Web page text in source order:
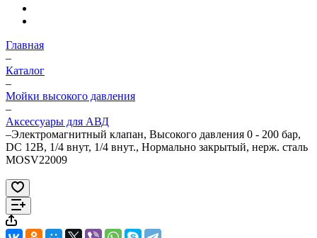
Главная
–
Каталог
–
Мойки высокого давления
–
Аксессуары для АВД
–Электромагнитный клапан, Высокого давления 0 - 200 бар,
DC 12В, 1/4 внут, 1/4 внут., Нормально закрытый, нерж. сталь
MOSV22009